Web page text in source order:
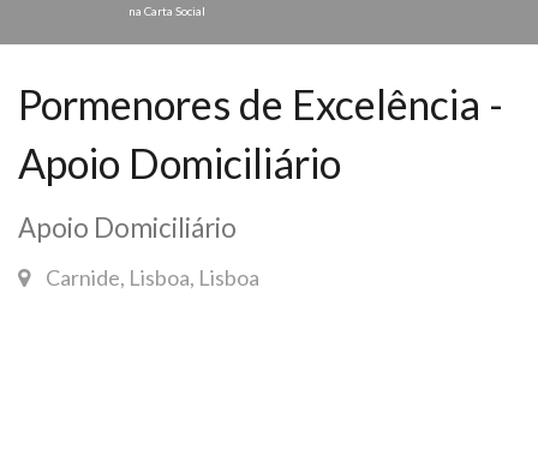
na Carta Social
Pormenores de Excelência -
Apoio Domiciliário
Apoio Domiciliário
Carnide, Lisboa, Lisboa